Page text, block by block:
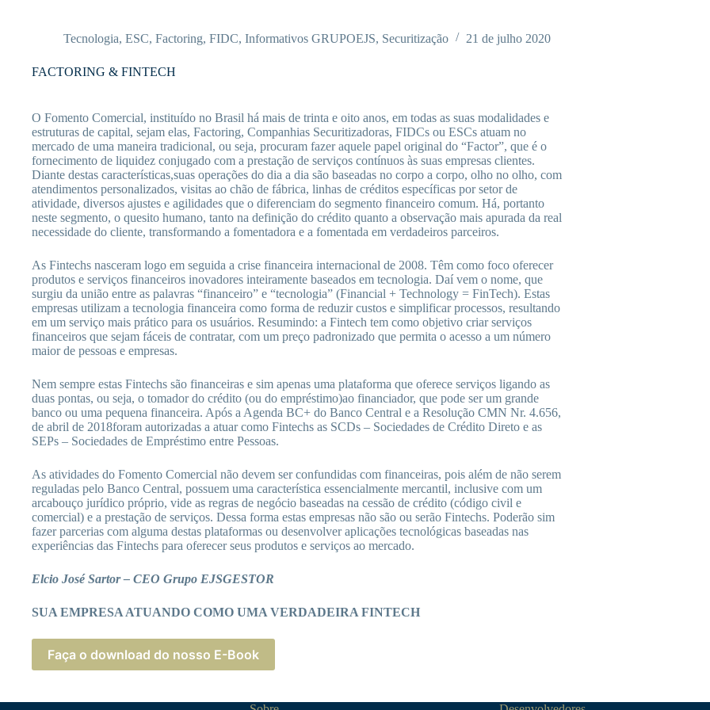
Tecnologia, ESC, Factoring, FIDC, Informativos GRUPOEJS, Securitização 21 de julho 2020
FACTORING & FINTECH
O Fomento Comercial, instituído no Brasil há mais de trinta e oito anos, em todas as suas modalidades e
estruturas de capital, sejam elas, Factoring, Companhias Securitizadoras, FIDCs ou ESCs atuam no
mercado de uma maneira tradicional, ou seja, procuram fazer aquele papel original do “Factor”, que é o
fornecimento de liquidez conjugado com a prestação de serviços contínuos às suas empresas clientes.
Diante destas características,suas operações do dia a dia são baseadas no corpo a corpo, olho no olho, com
atendimentos personalizados, visitas ao chão de fábrica, linhas de créditos específicas por setor de
atividade, diversos ajustes e agilidades que o diferenciam do segmento financeiro comum. Há, portanto
neste segmento, o quesito humano, tanto na definição do crédito quanto a observação mais apurada da real
necessidade do cliente, transformando a fomentadora e a fomentada em verdadeiros parceiros.
As Fintechs nasceram logo em seguida a crise financeira internacional de 2008. Têm como foco oferecer
produtos e serviços financeiros inovadores inteiramente baseados em tecnologia. Daí vem o nome, que
surgiu da união entre as palavras “financeiro” e “tecnologia” (Financial + Technology = FinTech). Estas
empresas utilizam a tecnologia financeira como forma de reduzir custos e simplificar processos, resultando
em um serviço mais prático para os usuários. Resumindo: a Fintech tem como objetivo criar serviços
financeiros que sejam fáceis de contratar, com um preço padronizado que permita o acesso a um número
maior de pessoas e empresas.
Nem sempre estas Fintechs são financeiras e sim apenas uma plataforma que oferece serviços ligando as
duas pontas, ou seja, o tomador do crédito (ou do empréstimo)ao financiador, que pode ser um grande
banco ou uma pequena financeira. Após a Agenda BC+ do Banco Central e a Resolução CMN Nr. 4.656,
de abril de 2018foram autorizadas a atuar como Fintechs as SCDs – Sociedades de Crédito Direto e as
SEPs – Sociedades de Empréstimo entre Pessoas.
As atividades do Fomento Comercial não devem ser confundidas com financeiras, pois além de não serem
reguladas pelo Banco Central, possuem uma característica essencialmente mercantil, inclusive com um
arcabouço jurídico próprio, vide as regras de negócio baseadas na cessão de crédito (código civil e
comercial) e a prestação de serviços. Dessa forma estas empresas não são ou serão Fintechs. Poderão sim
fazer parcerias com alguma destas plataformas ou desenvolver aplicações tecnológicas baseadas nas
experiências das Fintechs para oferecer seus produtos e serviços ao mercado.
Elcio José Sartor – CEO Grupo EJSGESTOR
SUA EMPRESA ATUANDO COMO UMA VERDADEIRA FINTECH
Faça o download do nosso E-Book